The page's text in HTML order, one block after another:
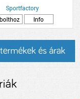
Sportfactory
Info
és árak